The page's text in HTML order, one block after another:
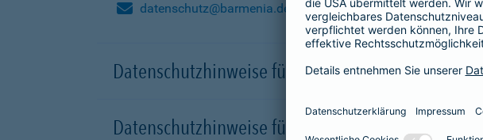
datenschutz@barmenia.de
Datenschutzhinweise für Besucher der Webseite
Datenschutzhinweise für Onlinepräsenzen in